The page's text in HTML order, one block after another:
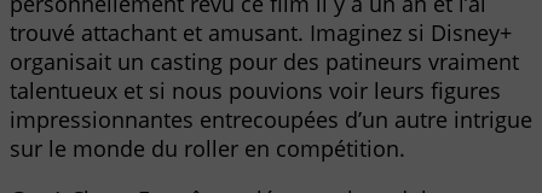
trouvé attachant et amusant. Imaginez si Disney+
organisait un casting pour des patineurs vraiment
talentueux et si nous pouvions voir leurs figures
impressionnantes entrecoupées d’un autre intrigue
sur le monde du roller en compétition.